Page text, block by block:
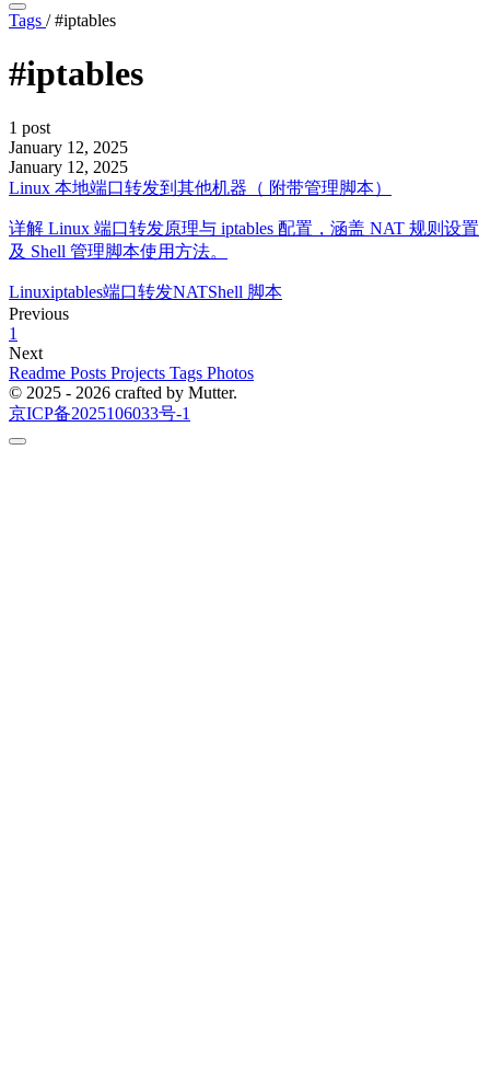
Tags / #iptables
#iptables
1 post
January 12, 2025
January 12, 2025
Linux 本地端口转发到其他机器（ 附带管理脚本）
详解 Linux 端口转发原理与 iptables 配置，涵盖 NAT 规则设置
及 Shell 管理脚本使用方法。
Linuxiptables端口转发NATShell 脚本
Previous
1
Next
Readme Posts Projects Tags Photos
© 2025 - 2026 crafted by Mutter.
京ICP备2025106033号-1